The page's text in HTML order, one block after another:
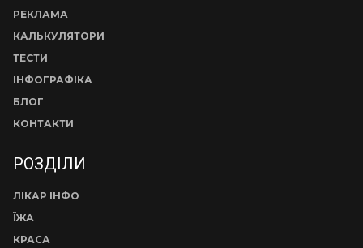
РЕКЛАМА
КАЛЬКУЛЯТОРИ
ТЕСТИ
ІНФОГРАФІКА
БЛОГ
КОНТАКТИ
РОЗДІЛИ
ЛІКАР ІНФО
ЇЖА
КРАСА